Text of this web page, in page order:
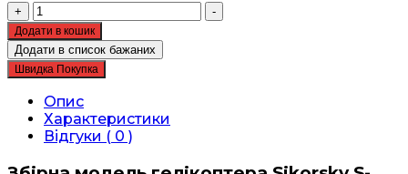
+
Збірна
модель
ICM
-
Sikorsky
S-
64E
Повітряний
кран
з
-
Додати в кошик
Додати в список бажаних
Швидка Покупка
Опис
Характеристики
Відгуки ( 0 )